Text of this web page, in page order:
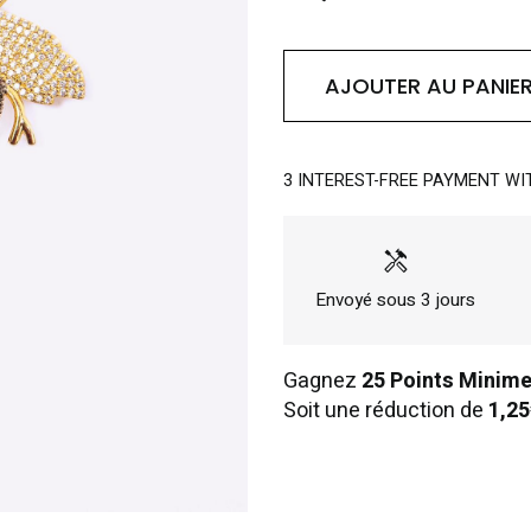
AJOUTER AU
3 INTEREST-FREE PAYMENT
handyman
Envoyé sous 3 jours
Gagnez 25 Points Minime
Soit une réduction de